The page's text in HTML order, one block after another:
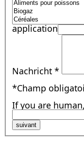
application
Nachricht*
*Champ
If you are
suivant